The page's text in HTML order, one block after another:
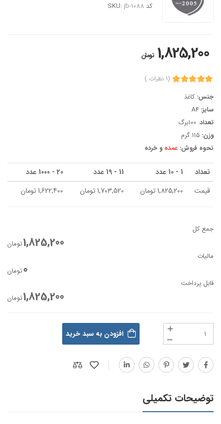
کد SKU: jb-1088
1,825,200 تومان
(1 نظرات )
جنس: کاغذ
سایز: A4
تعداد: 100برگ
وزن: 115 گرم
نحوه فروش: عمدهو خرده
تعداد 1 - 10 عدد 11 - 19 عدد
20 - 1000 عدد
قیمت
1,825,200 تومان 1,703,520 تومان 1,622,400 تومان
جمع کل
1,825,200تومان
مالیات
0تومان
قابل پرداخت
1,825,200تومان
افزودن به سبد خرید
توضیحات تکمیلی